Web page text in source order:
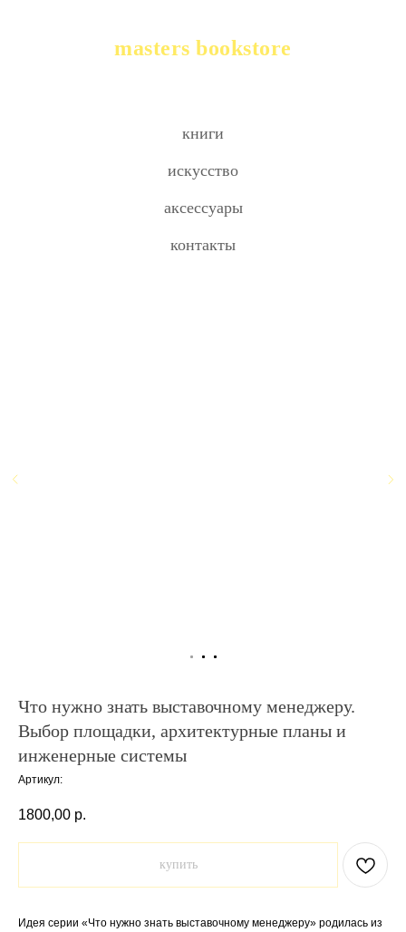
masters bookstore
книги
искусство
аксессуары
контакты
Что нужно знать выставочному менеджеру.
Выбор площадки, архитектурные планы и
инженерные системы
Артикул:
1800,00 р.
купить
Идея серии «Что нужно знать выставочному менеджеру» родилась из